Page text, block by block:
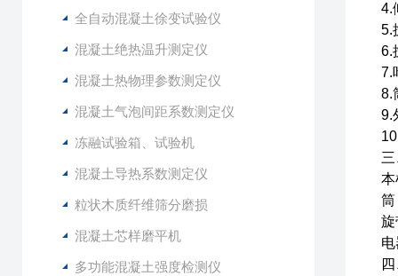
全自动混凝土徐变试验仪
混凝土绝热温升测定仪
混凝土热物理参数测定仪
混凝土气泡间距系数测定仪
冻融试验箱、试验机
混凝土导热系数测定仪
粒状木质纤维筛分磨损
混凝土芯样磨平机
多功能混凝土强度检测仪
4.
5.
6.
7.
8.
9.
本
筒
旋